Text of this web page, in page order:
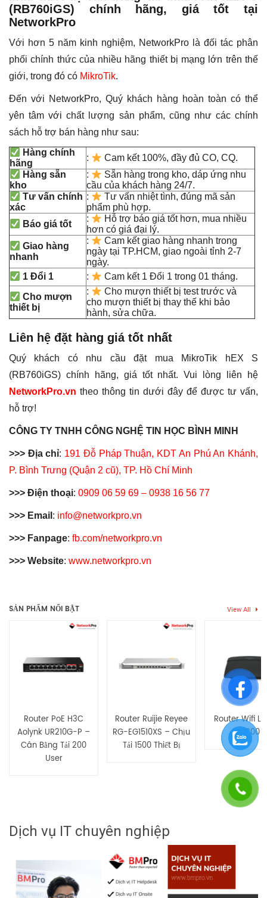
(RB760iGS) chính hãng, giá tốt tại
NetworkPro
Với hơn 5 năm kinh nghiệm, NetworkPro là đối tác phân
phối chính thức của nhiều hãng thiết bị mạng lớn trên thế
giới, trong đó có MikroTik.
Đến với NetworkPro, Quý khách hàng hoàn toàn có thể
yên tâm với chất lượng sản phẩm, cũng như các chính
sách hỗ trợ bán hàng như sau:
Hàng chính
hãng
:
Cam kết 100%, đầy đủ CO, CQ.
Hàng sẵn
kho
:
Sẵn hàng trong kho, dáp ứng nhu
cầu của khách hàng 24/7.
Tư vấn chính
xác
:
Tư vấn nhiệt tình, đúng mã sản
phẩm phù hợp.
Báo giá tốt
:
Hỗ trợ báo giá tốt hơn, mua nhiều
hơn có giá đại lý.
Giao hàng
nhanh
:
Cam kết giao hàng nhanh trong
ngày tại TP.HCM, giao ngoài tỉnh 2-7
ngày.
1 Đổi 1
:
Cam kết 1 Đổi 1 trong 01 tháng.
Cho mượn
thiết bị
:
Cho mượn thiết bị test trước và
cho mượn thiết bị thay thế khi bảo
hành, sửa chữa.
Liên hệ đặt hàng giá tốt nhất
Quý khách có nhu cầu đặt mua MikroTik hEX S
(RB760iGS) chính hãng, giá tốt nhất. Vui lòng liên hệ
NetworkPro.vn theo thông tin dưới đây để được tư vấn,
hỗ trợ!
CÔNG TY TNHH CÔNG NGHỆ TIN HỌC BÌNH MINH
>>> Địa chỉ: 191 Đỗ Pháp Thuận, KDT An Phú An Khánh,
P. Bình Trưng (Quận 2 cũ), TP. Hồ Chí Minh
>>> Điện thoại: 0909 06 59 69 – 0938 16 56 77
>>> Email : info@networkpro.vn
>>> Fanpage: fb.com/networkpro.vn
>>> Website: www.networkpro.vn
RB760iGS | Cân Bằng Tải 80 – 100 User”
SẢN PHẨM NỔI BẬT View All
Router PoE H3C
Aolynk UR210G-P –
Cân Bằng Tải 200
User
Router Ruijie Reyee
RG-EG1510XS – Chịu
Tải 1500 Thiết Bị
Router Wifi
E1200
Dịch vụ IT chuyên nghiệp